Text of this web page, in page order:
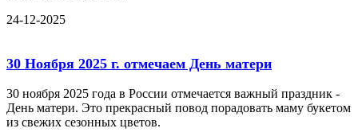
24-12-2025
30 Ноября 2025 г. отмечаем День матери
30 ноября 2025 года в России отмечается важный праздник -
День матери. Это прекрасный повод порадовать маму букетом
из свежих сезонных цветов.